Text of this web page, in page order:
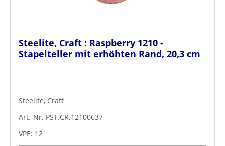
Steelite, Craft : Raspberry 1210 -
Stapelteller mit erhöhten Rand, 20,3 cm
Steelite, Craft
Art.-Nr. PST.CR.12100637
VPE: 12